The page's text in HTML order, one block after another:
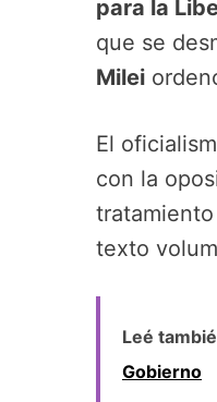
para la
que se
Milei
El
con la
texto
Leé
Gobierno